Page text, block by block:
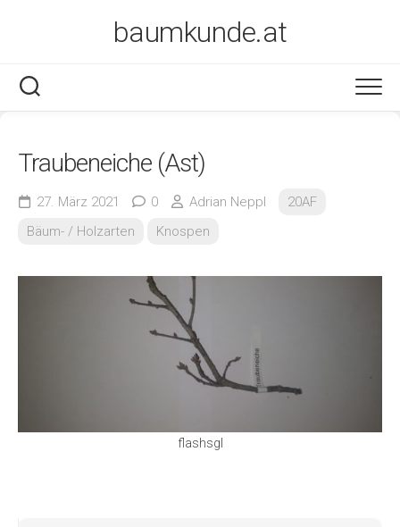
baumkunde.at
Traubeneiche (Ast)
27. März 2021 0 Adrian Neppl
20AF
Bäum- / Holzarten
Knospen
flashsgl